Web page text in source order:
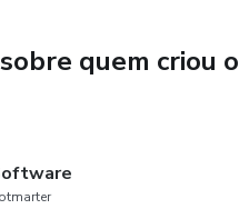
quem criou o